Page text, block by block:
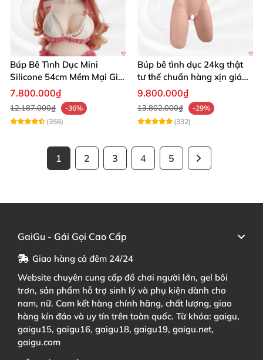
Búp Bê Tình Dục Mini
Silicone 54cm Mềm Mại Giá
Tốt Tặng Quà
7.800.000₫
12.187.000₫
-36%
(358)
Búp bê tình dục 24kg thật
tư thế chuẩn hàng xịn giá
tốt
9.800.000₫
13.802.000₫
-29%
(332)
1 2 3 4 5
GaiGu - Gái Gọi Cao Cấp
Giao hàng cả đêm 24/24
Website chuyên cung cấp đồ chơi người lớn, gel bôi
trơn, sản phẩm hỗ trợ sinh lý và phụ kiện dành cho
nam, nữ. Cam kết hàng chính hãng, chất lượng, giao
hàng kín đáo và uy tín trên toàn quốc. Từ khóa: gaigu,
gaigu15, gaigu16, gaigu18, gaigu19, gaigu.net,
gaigu.com